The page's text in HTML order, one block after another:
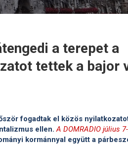
a terepet a
tettek a bajor
fogadtak el közös
ellen.A DOMRADIO július
kormánnyal együtt a